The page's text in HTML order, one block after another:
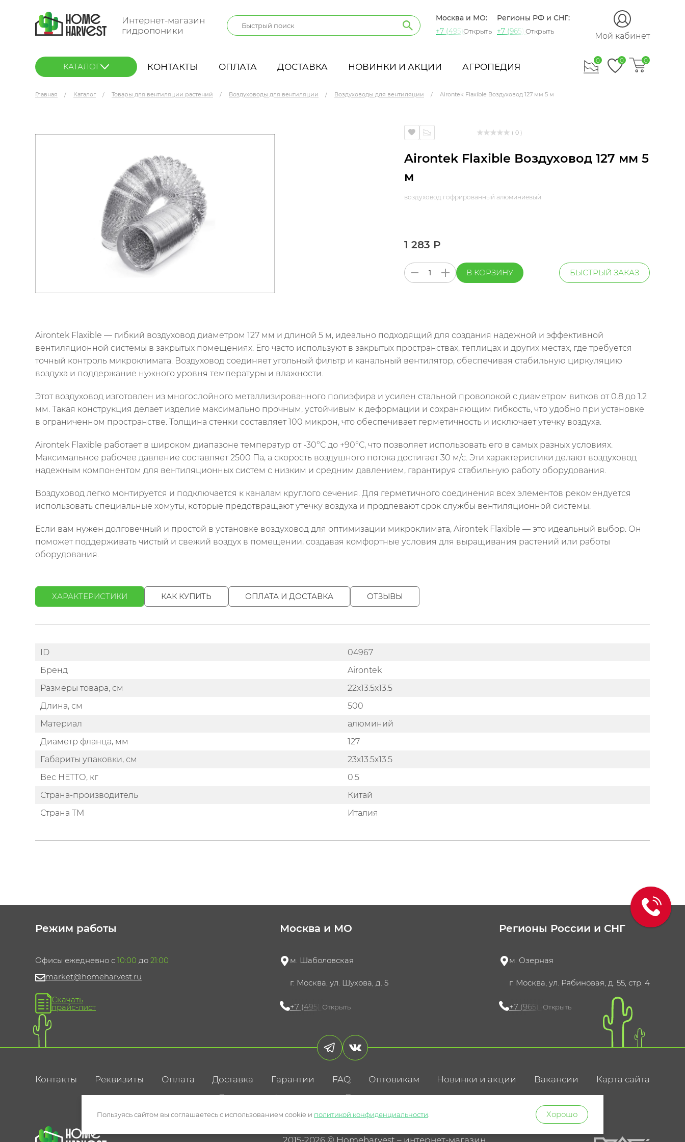
Интернет-магазин
гидропоники
Москва и МО:
+7 (495) 721-60-15
Открыть
Регионы РФ и СНГ:
+7 (965) 420-10-10
Открыть Мой кабинет
КАТАЛОГ КОНТАКТЫ ОПЛАТА ДОСТАВКА НОВИНКИ И АКЦИИ АГРОПЕДИЯ
0 0 0
Главная Каталог Товары для вентиляции растений Воздуховоды для вентиляции Воздуховоды для вентиляции Airontek Flaxible Воздуховод 127 мм 5 м
( 0 )
Airontek Flaxible Воздуховод 127 мм 5
м
воздуховод гофрированный алюминиевый
1 283 Р
В КОРЗИНУ БЫСТРЫЙ ЗАКАЗ
Airontek Flaxible — гибкий воздуховод диаметром 127 мм и длиной 5 м, идеально подходящий для создания надежной и эффективной
вентиляционной системы в закрытых помещениях. Его часто используют в закрытых пространствах, теплицах и других местах, где требуется
точный контроль микроклимата. Воздуховод соединяет угольный фильтр и канальный вентилятор, обеспечивая стабильную циркуляцию
воздуха и поддержание нужного уровня температуры и влажности.
Этот воздуховод изготовлен из многослойного металлизированного полиэфира и усилен стальной проволокой с диаметром витков от 0.8 до 1.2
мм. Такая конструкция делает изделие максимально прочным, устойчивым к деформации и сохраняющим гибкость, что удобно при установке
в ограниченном пространстве. Толщина стенки составляет 100 микрон, что обеспечивает герметичность и исключает утечку воздуха.
Airontek Flaxible работает в широком диапазоне температур от -30°С до +90°С, что позволяет использовать его в самых разных условиях.
Максимальное рабочее давление составляет 2500 Па, а скорость воздушного потока достигает 30 м/с. Эти характеристики делают воздуховод
надежным компонентом для вентиляционных систем с низким и средним давлением, гарантируя стабильную работу оборудования.
Воздуховод легко монтируется и подключается к каналам круглого сечения. Для герметичного соединения всех элементов рекомендуется
использовать специальные хомуты, которые предотвращают утечку воздуха и продлевают срок службы вентиляционной системы.
Если вам нужен долговечный и простой в установке воздуховод для оптимизации микроклимата, Airontek Flaxible — это идеальный выбор. Он
поможет поддерживать чистый и свежий воздух в помещении, создавая комфортные условия для выращивания растений или работы
оборудования.
ХАРАКТЕРИСТИКИ КАК КУПИТЬ ОПЛАТА И ДОСТАВКА ОТЗЫВЫ
ID
04967
Бренд
Airontek
Размеры товара, см
22х13.5х13.5
Длина, см
500
Материал
алюминий
Диаметр фланца, мм
127
Габариты упаковки, см
23х13.5х13.5
Вес НЕТТО, кг
0.5
Страна-производитель
Китай
Страна ТМ
Италия
Режим работы
Офисы ежедневно с 10:00 до 21:00
market@homeharvest.ru
Скачать
прайс-лист
Москва и МО
м. Шаболовская
г. Москва, ул. Шухова, д. 5
+7 (495) 721-60-15
Открыть
Регионы России и СНГ
м. Озерная
г. Москва, ул. Рябиновая, д. 55, стр. 4
+7 (965) 420-10-10
Открыть
Контакты Реквизиты Оплата Доставка Гарантии FAQ Оптовикам Новинки и акции Вакансии Карта сайта
Политика конфиденциальностиПользовательское соглашение
Пользуясь сайтом вы соглашаетесь с использованием cookie и политикой конфиденциальности Хорошо